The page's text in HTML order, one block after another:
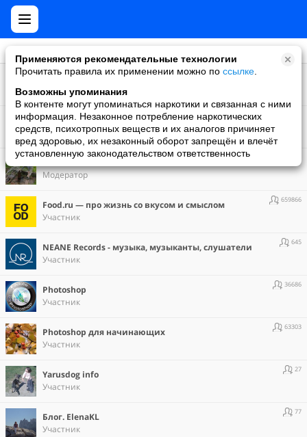
Применяются рекомендательные технологии
Прочитать правила их применении можно по ссылке
Возможны упоминания
В контенте могут упоминаться наркотики и связанная с ними
информация. Незаконное потребление наркотических
средств, психотропных веществ и их аналогов причиняет
вред здоровью, их незаконный оборот запрещён и влечёт
установленную законодательством ответственность
Дайвинг Марса Алам
Создатель
Воспитай себе друга.
Модератор
Собаки
Модератор
Food.ru — про жизнь со вкусом и смыслом
Участник
659866
NEANE Records - музыка, музыканты, слушатели
Участник
645
Photoshop
Участник
36686
Photoshop для начинающих
Участник
63303
Yarusdog info
Участник
27
Блог. ElenaKL
Участник
77